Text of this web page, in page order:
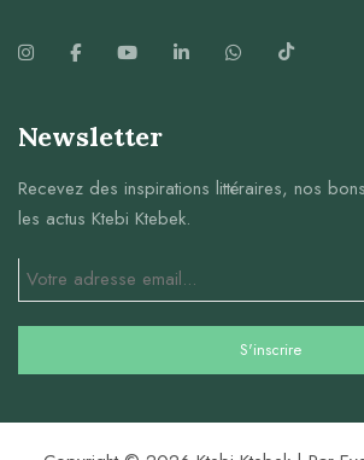
Newsletter
Recevez des inspirations littéraires, nos
les actus Ktebi Ktebek.